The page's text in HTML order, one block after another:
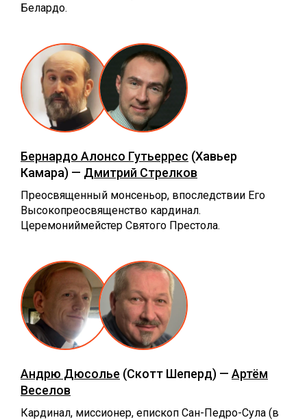
Белардо.
Бернардо Алонсо Гутьеррес (Хавьер
Камара) — Дмитрий Стрелков
Преосвященный монсеньор, впоследствии Его
Высокопреосвященство кардинал.
Церемониймейстер Святого Престола.
Андрю Дюсолье (Скотт Шеперд) — Артём
Веселов
Кардинал, миссионер, епископ Сан-Педро-Сула (в